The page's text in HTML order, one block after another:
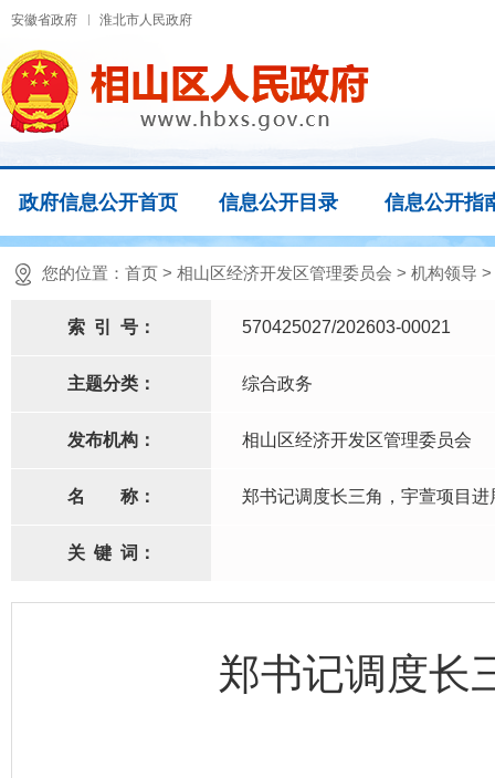
安徽省政府 淮北市人民政府
政府信息公开首页 信息公开目录 信息公开指
您的位置： 首页 > 相山区经济开发区管理委员会 > 机构领导 >
索 引 号： 570425027/202603-00021
主题分类： 综合政务
发布机构： 相山区经济开发区管理委员会
名 称： 郑书记调度长三角，宇萱项目进
关 键 词：
郑书记调度长